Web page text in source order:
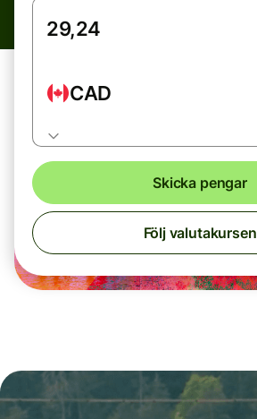
CAD
Skicka pengar
Följ valutakursen